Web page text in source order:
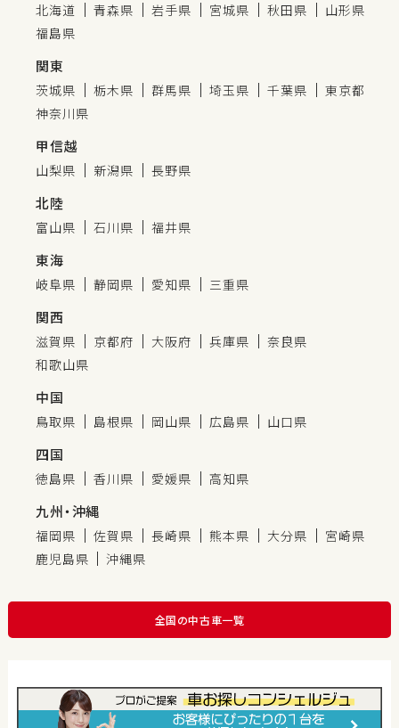
北海道 青森県 岩手県 宮城県 秋田県
山形県
福島県
関東
茨城県 栃木県 群馬県 埼玉県 千葉県
東京都
神奈川県
甲信越
山梨県 新潟県 長野県
北陸
富山県 石川県 福井県
東海
岐阜県 静岡県 愛知県 三重県
関西
滋賀県 京都府 大阪府 兵庫県
奈良県
和歌山県
中国
鳥取県 島根県 岡山県 広島県 山口県
四国
徳島県 香川県 愛媛県 高知県
九州・沖縄
福岡県 佐賀県 長崎県 熊本県 大分県
宮崎県
鹿児島県
沖縄県
全国の中古車一覧